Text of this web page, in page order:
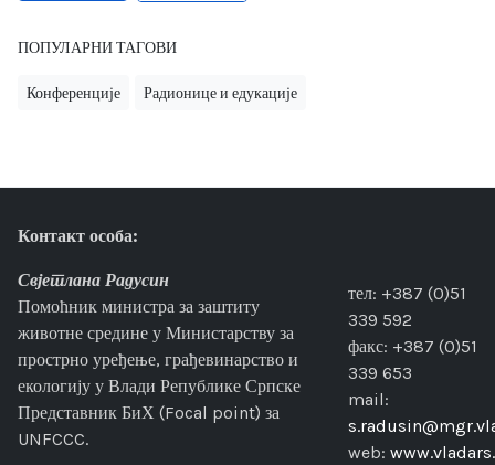
ПОПУЛАРНИ ТАГОВИ
Конференције Радионице и едукације
Контакт особа:
Свјетлана Радусин
Помоћник министра за заштиту
животне средине у Министарству за
прострно уређење, грађевинарство и
екологију у Влади Републике Српске
Представник БиХ (Focal point) за
UNFCCC.
тел: +387 (0)51
339 592
факс: +387 (0)51
339 653
mail:
web: